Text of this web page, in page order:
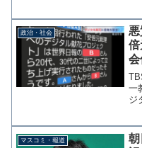
政治・社会
と
一
ジ
「
て
マスコミ・報道